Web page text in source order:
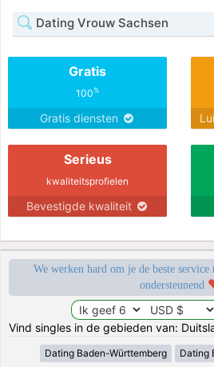
Dating Vrouw Sachsen
Gratis
100%
Gratis diensten
Serieus
kwaliteitsprofielen
Bevestigde kwaliteit
We werken hard om je de beste
ondersteunend
Vind singles in de gebieden van:
Dating Baden-Württemberg Dating